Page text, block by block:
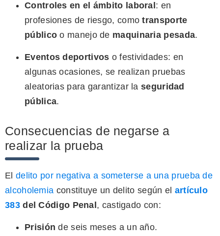
Controles en el ámbito laboral : en
profesiones de riesgo, comotransporte
público o manejo de maquinaria pesada.
Eventos deportivos o festividades: en
algunas ocasiones, se realizan pruebas
aleatorias para garantizar laseguridad
pública.
Consecuencias de negarse a
realizar la prueba
El delito por negativa a someterse a una prueba de
alcoholemia constituye un delito según el artículo
383del Código Penal , castigado con:
Prisión de seis meses a un año.